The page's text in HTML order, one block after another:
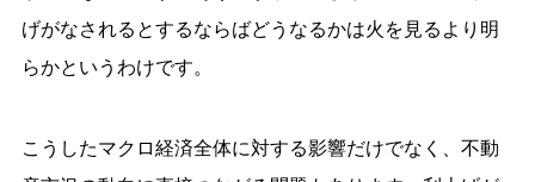
げがなされるとするならばどうなるかは火を見るより明
らかというわけです。
こうしたマクロ経済全体に対する影響だけでなく、不動